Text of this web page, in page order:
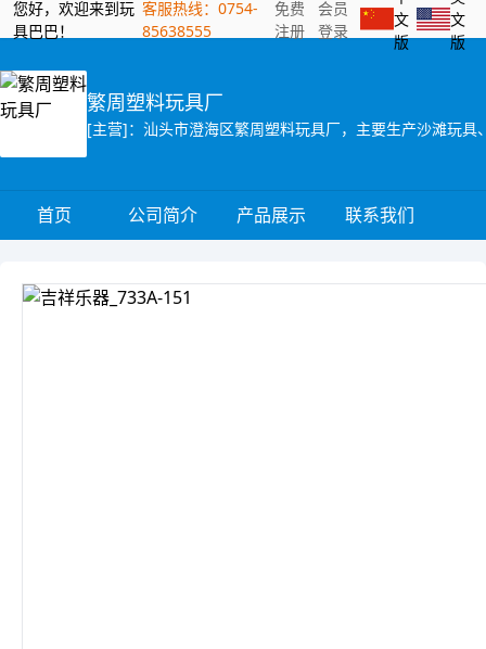
您好，欢迎来到玩
具巴巴！
客服热线：0754-
85638555
免费
注册
会员
登录
文
版
文
版
繁周塑料玩具厂
首页 公司简介 产品展示 联系我们